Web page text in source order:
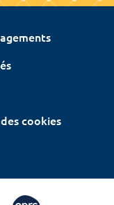
cookies